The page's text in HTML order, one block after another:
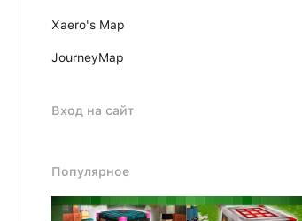
Xаero's Mаp
JourneyMap
Вход на сайт
Популярное